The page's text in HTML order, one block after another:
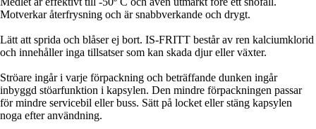
Motverkar återfrysning och är snabbverkande och drygt.
Lätt att sprida och blåser ej bort. IS-FRITT består av ren kalciumklorid
och innehåller inga tillsatser som kan skada djur eller växter.
Ströare ingår i varje förpackning och beträffande dunken ingår
inbyggd stöarfunktion i kapsylen. Den mindre förpackningen passar
för mindre servicebil eller buss. Sätt på locket eller stäng kapsylen
noga efter användning.